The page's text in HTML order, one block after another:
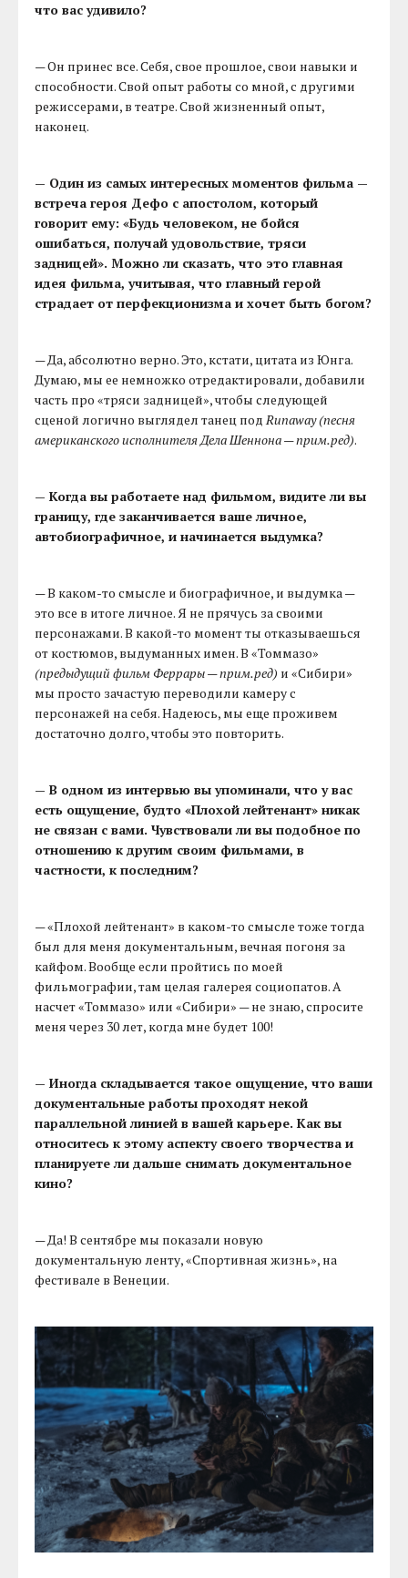
что вас удивило?
— Он принес все. Себя, свое прошлое, свои навыки и
способности. Свой опыт работы со мной, с другими
режиссерами, в театре. Свой жизненный опыт,
наконец.
— Один из самых интересных моментов фильма —
встреча героя Дефо с апостолом, который
говорит ему: «Будь человеком, не бойся
ошибаться, получай удовольствие, тряси
задницей». Можно ли сказать, что это главная
идея фильма, учитывая, что главный герой
страдает от перфекционизма и хочет быть богом?
— Да, абсолютно верно. Это, кстати, цитата из Юнга.
Думаю, мы ее немножко отредактировали, добавили
часть про «тряси задницей», чтобы следующей
сценой логично выглядел танец подRunaway(песня
американского исполнителя Дела Шеннона — прим.ред).
— Когда вы работаете над фильмом, видите ли вы
границу, где заканчивается ваше личное,
автобиографичное, и начинается выдумка?
— В каком-то смысле и биографичное, и выдумка —
это все в итоге личное. Я не прячусь за своими
персонажами. В какой-то момент ты отказываешься
от костюмов, выдуманных имен. В «Томмазо»
(предыдущий фильм Феррары — прим.ред) и «Сибири»
мы просто зачастую переводили камеру с
персонажей на себя. Надеюсь, мы еще проживем
достаточно долго, чтобы это повторить.
— В одном из интервью вы упоминали, что у вас
есть ощущение, будто «Плохой лейтенант» никак
не связан с вами. Чувствовали ли вы подобное по
отношению к другим своим фильмами, в
частности, к последним?
— «Плохой лейтенант» в каком-то смысле тоже тогда
был для меня документальным, вечная погоня за
кайфом. Вообще если пройтись по моей
фильмографии, там целая галерея социопатов. А
насчет «Томмазо» или «Сибири» — не знаю, спросите
меня через 30 лет, когда мне будет 100!
— Иногда складывается такое ощущение, что ваши
документальные работы проходят некой
параллельной линией в вашей карьере. Как вы
относитесь к этому аспекту своего творчества и
планируете ли дальше снимать документальное
кино?
— Да! В сентябре мы показали новую
документальную ленту, «Спортивная жизнь», на
фестивале в Венеции.